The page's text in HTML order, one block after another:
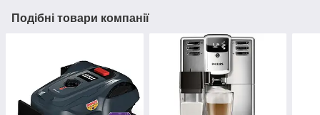
Подібні товари компанії